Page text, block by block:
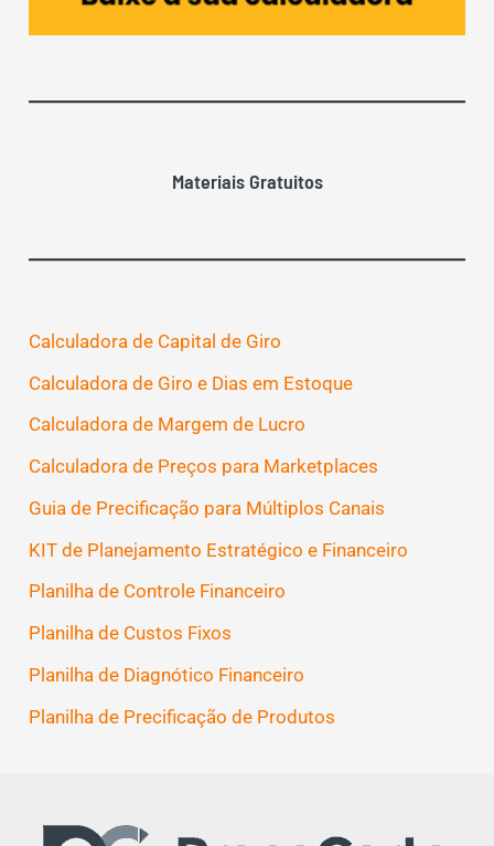
Materiais Gratuitos
Calculadora de Capital de Giro
Calculadora de Giro e Dias em Estoque
Calculadora de Margem de Lucro
Calculadora de Preços para Marketplaces
Guia de Precificação para Múltiplos Canais
KIT de Planejamento Estratégico e Financeiro
Planilha de Controle Financeiro
Planilha de Custos Fixos
Planilha de Diagnótico Financeiro
Planilha de Precificação de Produtos